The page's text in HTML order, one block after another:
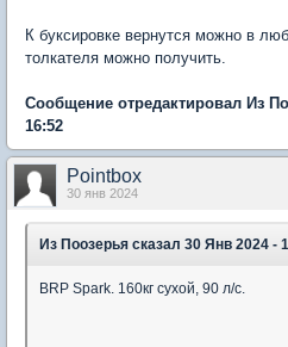
К буксировке вернутся можно в
толкателя можно получить.
Сообщение отредактировал Из
16:52
Pointbox
30 янв 2024
Из Поозерья сказал 30 Янв 2024 -
BRP Spark. 160кг сухой, 90 л/с.